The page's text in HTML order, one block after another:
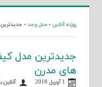
روزنه آنلاین » مدل و مد »
جدیدترین مدل
های مدرن
1 آوریل 2018
آنلاین